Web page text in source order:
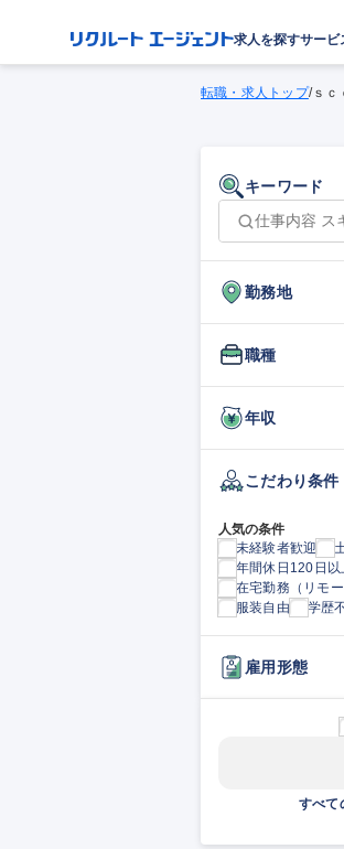
求人を探すサービ
転職・求人トップ/ｓｃ
キーワード
勤務地
職種
年収
こだわり条件
人気の条件
未経験者歓迎
年間休日120日以
在宅勤務（リモ
服装自由
学歴
雇用形態
すべて